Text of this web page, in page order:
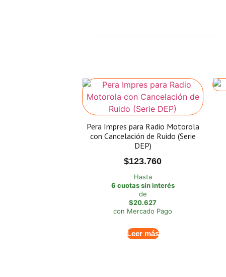
Pera Impres para Radio Motorola
con Cancelación de Ruido (Serie
DEP)
$123.760
Hasta
6 cuotas sin interés
de
$20.627
con Mercado Pago
Leer más